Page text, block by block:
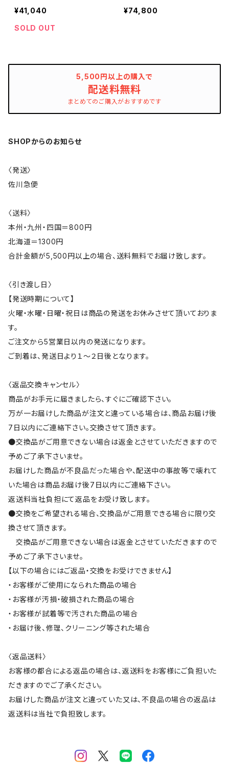
α） 洗える 仕立上がり
冴№22 紫
¥41,040
SOLD OUT
（セオα） 洗える 仕立上
がり 琳№14 黄黒
¥74,800
5,500円以上の購入で
配送料無料
まとめてのご購入がおすすめです
SHOPからのお知らせ
〈発送〉
佐川急便
〈送料〉
本州・九州・四国＝800円
北海道＝1300円
合計金額が5,500円以上の場合、送料無料でお届け致します。
〈引き渡し日〉
【発送時期について】
火曜・水曜・日曜・祝日は商品の発送をお休みさせて頂いておりま
す。
ご注文から5営業日以内の発送になります。
ご到着は、発送日より１～２日後となります。
〈返品交換キャンセル〉
商品がお手元に届きましたら、すぐにご確認下さい。
万が一お届けした商品が注文と違っている場合は、商品お届け後
7日以内にご連絡下さい。交換させて頂きます。
●交換品がご用意できない場合は返金とさせていただきますので
予めご了承下さいませ。
お届けした商品が不良品だった場合や、配送中の事故等で壊れて
いた場合は商品お届け後7日以内にご連絡下さい。
返送料当社負担にて返品をお受け致します。
●交換をご希望される場合、交換品がご用意できる場合に限り交
換させて頂きます。
交換品がご用意できない場合は返金とさせていただきますので
予めご了承下さいませ。
【以下の場合にはご返品・交換をお受けできません】
・お客様がご使用になられた商品の場合
・お客様が汚損・破損された商品の場合
・お客様が試着等で汚された商品の場合
・お届け後、修理、クリーニング等された場合
〈返品送料〉
お客様の都合による返品の場合は、返送料をお客様にご負担いた
だきますのでご了承ください。
お届けした商品が注文と違っていた又は、不良品の場合の返品は
返送料は当社で負担致します。